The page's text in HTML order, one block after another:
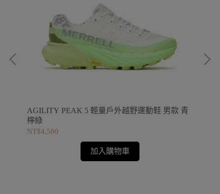
AGILITY PEAK 5 輕量戶外越野運動鞋 男款 青
檸綠
NT$4,580
加入購物車